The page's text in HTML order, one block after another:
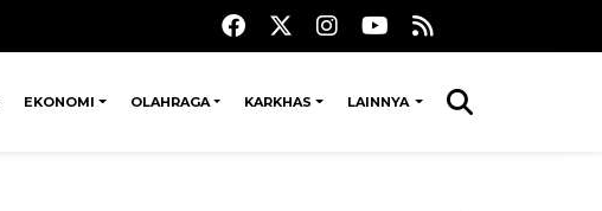
EKONOMI OLAHRAGA KARKHAS LAINNYA